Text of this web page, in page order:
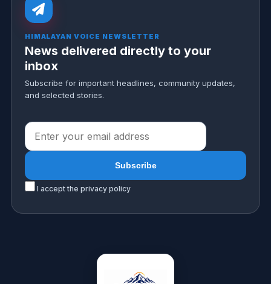
HIMALAYAN VOICE NEWSLETTER
News delivered directly to your
inbox
Subscribe for important headlines, community updates,
and selected stories.
I accept the privacy policy